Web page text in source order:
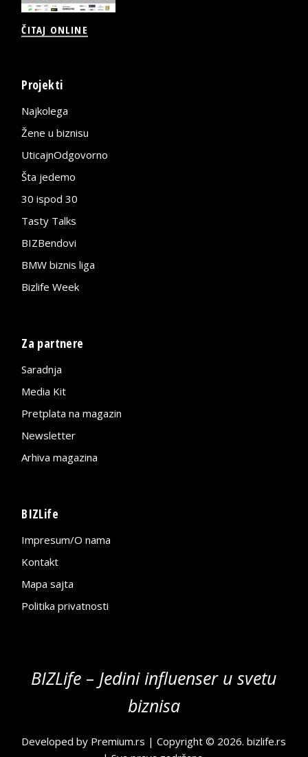
ČITAJ ONLINE
Projekti
Najkolega
Žene u biznisu
UticajnOdgovorno
Šta jedemo
30 ispod 30
Tasty Talks
BIZBendovi
BMW biznis liga
Bizlife Week
Za partnere
Saradnja
Media Kit
Pretplata na magazin
Newsletter
Arhiva magazina
BIZLife
Impresum/O nama
Kontakt
Mapa sajta
Politika privatnosti
BIZLife – Jedini influenser u svetu
biznisa
Developed by Premium.rs | Copyright © 2026.bizlife.rs